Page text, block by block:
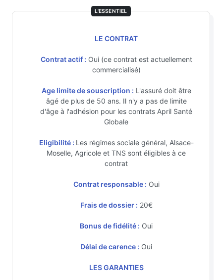
L'ESSENTIEL
LE CONTRAT
Contrat actif : Oui (ce contrat est actuellement
commercialisé)
Age limite de souscription : L'assuré doit être
âgé de plus de 50 ans. Il n'y a pas de limite
d'âge à l'adhésion pour les contrats April Santé
Globale
Eligibilité : Les régimes sociale général, Alsace-
Moselle, Agricole et TNS sont éligibles à ce
contrat
Contrat responsable : Oui
Frais de dossier : 20€
Bonus de fidélité : Oui
Délai de carence : Oui
LES GARANTIES